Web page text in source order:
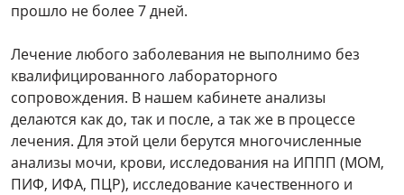
прошло не более 7 дней.
Лечение любого заболевания не выполнимо без
квалифицированного лабораторного
сопровождения. В нашем кабинете анализы
делаются как до, так и после, а так же в процессе
лечения. Для этой цели берутся многочисленные
анализы мочи, крови, исследования на ИППП (МОМ,
ПИФ, ИФА, ПЦР), исследование качественного и